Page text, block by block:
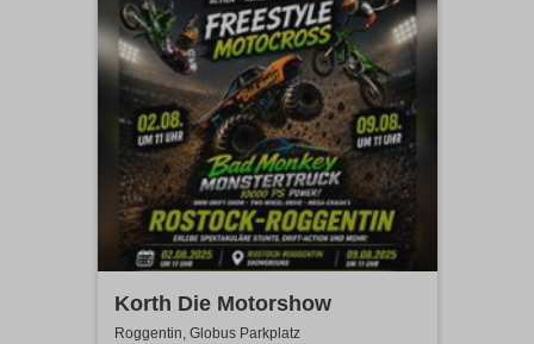
Korth Die Motorshow
Roggentin, Globus Parkplatz